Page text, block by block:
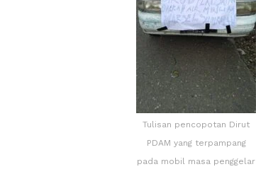
Tulisan pencopotan Dirut
PDAM yang terpampang
pada mobil masa penggelar